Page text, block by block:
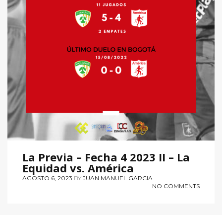
La Previa – Fecha 4 2023 II – La
Equidad vs. América
AGOSTO 6, 2023 BY JUAN MANUEL GARCIA
NO COMMENTS